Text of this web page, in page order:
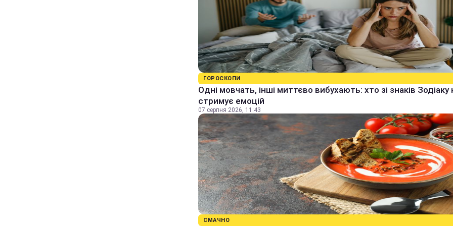
ГОРОСКОПИ
Одні мовчать, інші миттєво вибухають: хто зі знаків Зодіаку
стримує емоцій
07 серпня 2026, 11:43
СМАЧНО